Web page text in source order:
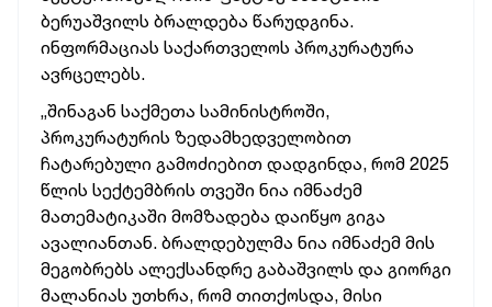
ბერუაშვილს ბრალდება წარუდგინა.
ინფორმაციას საქართველოს პროკურატურა
ავრცელებს.
„შინაგან საქმეთა სამინისტროში,
პროკურატურის ზედამხედველობით
ჩატარებული გამოძიებით დადგინდა, რომ 2025
წლის სექტემბრის თვეში ნია იმნაძემ
მათემატიკაში მომზადება დაიწყო გიგა
ავალიანთან. ბრალდებულმა ნია იმნაძემ მის
მეგობრებს ალექსანდრე გაბაშვილს და გიორგი
მალანიას უთხრა, რომ თითქოსდა, მისი